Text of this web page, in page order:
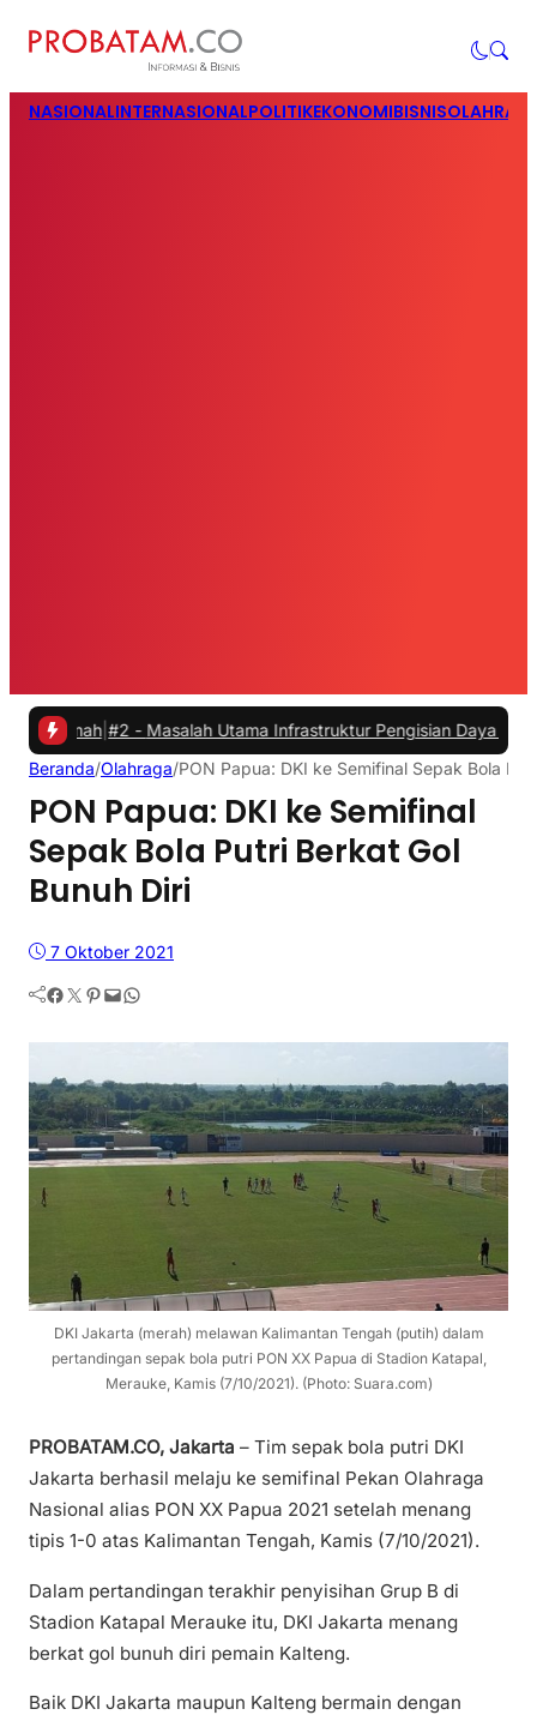
NASIONALINTERNASIONALPOLITIKEKONOMIBISNIS
Masalah Utama Infrastruktur Pengisian Daya untuk Mobil
Beranda/Olahraga/PON Papua: DKI ke Semifinal Sepak Bola
PON Papua: DKI ke Semifinal
Sepak Bola Putri Berkat Gol
Bunuh Diri
7 Oktober 2021
Facebook Twitter Pinterest Mail WhatsApp
DKI Jakarta (merah) melawan Kalimantan Tengah (putih) dalam
pertandingan sepak bola putri PON XX Papua di Stadion Katapal,
Merauke, Kamis (7/10/2021). (Photo: Suara.com)
PROBATAM.CO, Jakarta – Tim sepak bola putri DKI
Jakarta berhasil melaju ke semifinal Pekan Olahraga
Nasional alias PON XX Papua 2021 setelah menang
tipis 1-0 atas Kalimantan Tengah, Kamis (7/10/2021).
Dalam pertandingan terakhir penyisihan Grup B di
Stadion Katapal Merauke itu, DKI Jakarta menang
berkat gol bunuh diri pemain Kalteng.
Baik DKI Jakarta maupun Kalteng bermain dengan